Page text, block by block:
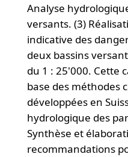
Analyse
versants. (3)
indicative des
deux bassins
du 1 : 25'000. Cette
base des méthodes
développées en
hydrologique des
Synthèse et
recommandations